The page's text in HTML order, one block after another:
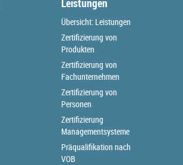
Leistungen
Übersicht: Leistungen
Zertifizierung von
Produkten
Zertifizierung von
Fachunternehmen
Zertifizierung von
Personen
Zertifizierung
Managementsysteme
Präqualifikation nach
VOB